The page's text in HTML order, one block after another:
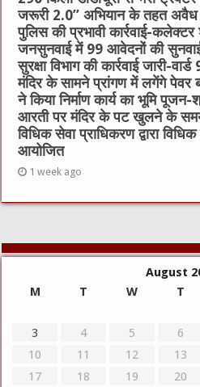
जरूरी 2.0” अभियान के तहत अवैध
पुलिस की प्रभावी कार्रवाई-कलेक्टर
जनसुनवाई में 99 आवेदनों की सुनवाई
सुरक्षा विभाग की कार्रवाई जारी-
मंदिर के सामने प्रांगण में लगेंगे पेवर
ने किया निर्माण कार्य का भूमि
आरती पर मंदिर के पट खुलने के समय
विधिक सेवा प्राधिकरण द्वारा
आयोजित
1 week ago
August
M
T W T
3
4 5 6
10
11 12 13
17
18 19 20